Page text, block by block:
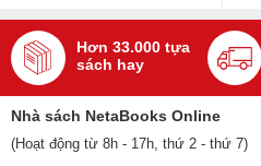
Hơn 33.000 tựa
sách hay
Nhà sách NetaBooks Online
(Hoạt động từ 8h - 17h, thứ 2 - thứ 7)